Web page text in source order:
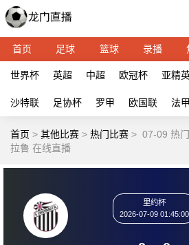
首页 足球 篮球 录播
世界杯 英超 中超 欧冠杯 亚精
沙特联 足协杯 罗甲 欧国联 法甲
首页 > 其他比赛 > 热门比赛 > 07-09 热
拉鲁 在线直播